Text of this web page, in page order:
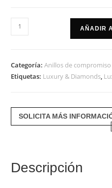
Alianza
compromiso
blanco
cts
cantidad
AÑADIR
Categoría:Anillos de
Etiquetas: Luxury & Diamonds,
SOLICITA MÁS
Descripción